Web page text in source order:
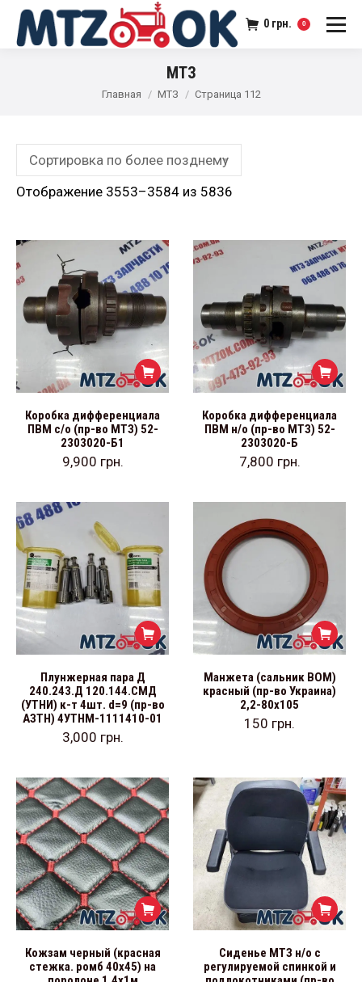
0 грн. 0
МТЗ
Главная МТЗ Страница 112
Отображение 3553–3584 из 5836
Коробка дифференциала
ПВМ с/о (пр-во МТЗ) 52-
2303020-Б1
9,900 грн.
Коробка дифференциала
ПВМ н/о (пр-во МТЗ) 52-
2303020-Б
7,800 грн.
Плунжерная пара Д
240.243.Д 120.144.СМД
(УТНИ) к-т 4шт. d=9 (пр-во
АЗТН) 4УТНМ-1111410-01
3,000 грн.
Манжета (сальник ВОМ)
красный (пр-во Украина)
2,2-80х105
150 грн.
Кожзам черный (красная
стежка. ромб 40х45) на
Сиденье МТЗ н/о с
регулируемой спинкой и